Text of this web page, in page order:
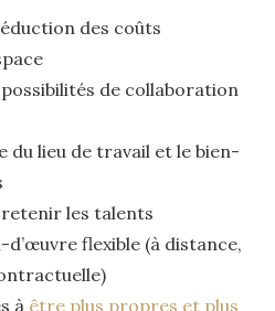
des coûts
de collaboration
du lieu de travail et le bien-
les talents
d’œuvre flexible (à distance,
à être plus propres et plus